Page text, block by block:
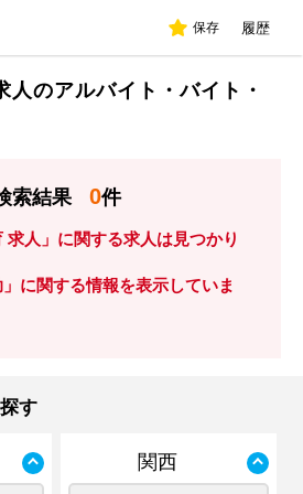
保存 履歴
人のアルバイト・バイト・
索結果 0件
求人」に関する求人は見つかり
」に関する情報を表示していま
す
関西